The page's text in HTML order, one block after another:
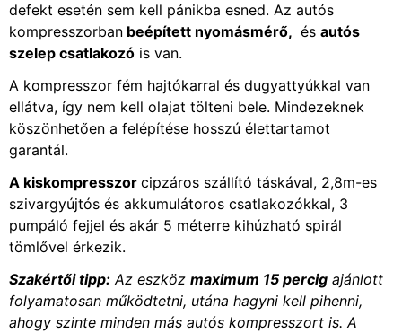
defekt esetén sem kell pánikba esned. Az autós
kompresszorban beépített nyomásmérő, és autós
szelep csatlakozó is van.
A kompresszor fém hajtókarral és dugyattyúkkal van
ellátva, így nem kell olajat tölteni bele. Mindezeknek
köszönhetően a felépítése hosszú élettartamot
garantál.
A kiskompresszor cipzáros szállító táskával, 2,8m-es
szivargyújtós és akkumulátoros csatlakozókkal, 3
pumpáló fejjel és akár 5 méterre kihúzható spirál
tömlővel érkezik.
Szakértői tipp: Az eszköz maximum 15 percig ajánlott
folyamatosan működtetni, utána hagyni kell pihenni,
ahogy szinte minden más autós kompresszort is. A